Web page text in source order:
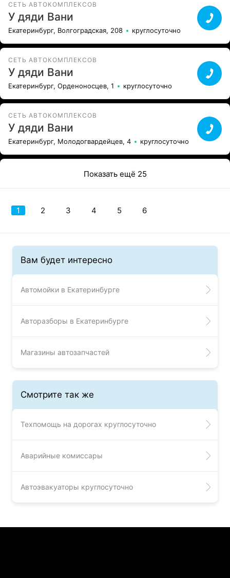
СЕТЬ АВТОКОМПЛЕКСОВ
У дяди Вани
Екатеринбург, Волгоградская, 208 круглосуточно
СЕТЬ АВТОКОМПЛЕКСОВ
У дяди Вани
Екатеринбург, Орденоносцев, 1 круглосуточно
СЕТЬ АВТОКОМПЛЕКСОВ
У дяди Вани
Екатеринбург, Молодогвардейцев, 4 круглосуточно
Показать ещё 25
1 2 3 4 5 6
Вам будет интересно
Автомойки в Екатеринбурге
Авторазборы в Екатеринбурге
Магазины автозапчастей
Смотрите так же
Техпомощь на дорогах круглосуточно
Аварийные комиссары
Автоэвакуаторы круглосуточно